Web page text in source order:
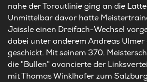
nahe der Toroutlinie ging an die
Unmittelbar davor hatte
Jaissle einen Dreifach-Wechsel
dabei unter anderem Andreas Ulmer
geschickt. Mit seinem 370.
die "Bullen" avancierte der
mit Thomas Winklhofer zum